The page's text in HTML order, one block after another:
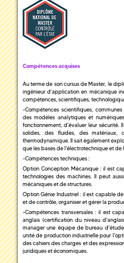
Compétences acquises
Au terme de son cursus de Master, le
ingénieur d'application en mécanique
compétences, scientifiques,
-Compétences scientifiques,
des modèles analytiques et
fonctionnement, d'évaluer leur sécurité.
solides, des fluides, des
thermodynamique. Il sait également
que les bases de l'électrotechnique et de
-Compétences techniques :
Option Conception Mécanique : il est
technologies des machines. Il peut
mécaniques et de structures.
Option Génie Industriel : il est capable
et de contrôle, organiser et gérer la
-Compétences transversales : il est
anglais (certification du niveau
manager une équipe de bureau
unité de production industrielle pour
des cahiers des charges et des
juridiques et économiques.